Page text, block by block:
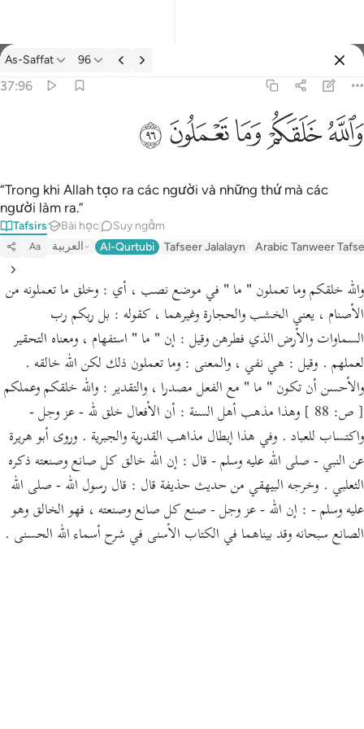
Tafsir: As-Saffat 37:96
As-Saffat 96
37:96
وَٱللَّهُ خَلَقَكُمْ وَمَا تَعْمَلُونَ ٩٦
ﲤﲥﲦﲧﲨ
“Trong khi Allah tạo ra các người và những thứ mà các
người làm ra.”
Tafsirs Bài học Suy ngẫm
Aa العربية Al-Qurtubi Tafseer Jalalayn Arabic Tanweer
والله خلقكم وما تعملون " ما " في موضع نصب ، أي : وخلق ما تعملونه من
الأصنام ، يعني الخشب والحجارة وغيرهما ، كقوله : بل ربكم رب
السماوات والأرض الذي فطرهن وقيل : إن " ما " استفهام ، ومعناه التحقير
لعملهم . وقيل : هي نفي ، والمعنى : وما تعملون ذلك لكن الله خالقه .
والأحسن أن تكون " ما " مع الفعل مصدرا ، والتقدير : والله خلقكم وعملكم
[ ص: 88 ] وهذا مذهب أهل السنة : أن الأفعال خلق لله - عز وجل -
واكتساب للعباد . وفي هذا إبطال مذاهب القدرية والجبرية . وروى أبو هريرة
عن النبي - صلى الله عليه وسلم - قال : إن الله خالق كل صانع وصنعته ذكره
الثعلبي . وخرجه البيهقي من حديث حذيفة قال : قال رسول الله - صلى الله
عليه وسلم - : إن الله - عز وجل - صنع كل صانع وصنعته ، فهو الخالق وهو
الصانع سبحانه وقد بيناهما في الكتاب الأسنى في شرح أسماء الله الحسنى .